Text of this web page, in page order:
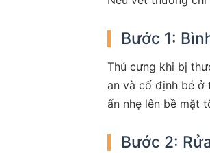
Bước 1:
Thú cưng khi bị
an và cố định bé ở
ấn nhẹ lên bề mặt
Bước 2: